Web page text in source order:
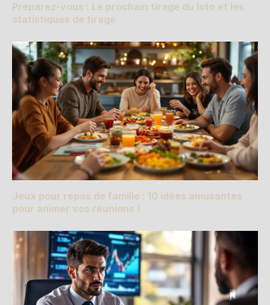
Préparez-vous : Le prochain tirage du loto et les
statistiques de tirage
Jeux pour repas de famille : 10 idées amusantes
pour animer vos réunions !